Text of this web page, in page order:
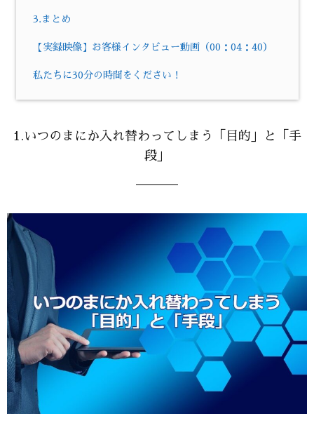
3.まとめ
【実録映像】お客様インタビュー動画（00：04：40）
私たちに30分の時間をください！
1.いつのまにか入れ替わってしまう「目的」と「手
段」